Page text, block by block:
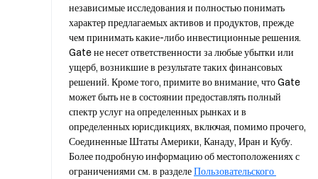
независимые исследования и полностью понимать
характер предлагаемых активов и продуктов, прежде
чем принимать какие-либо инвестиционные решения.
Gate не несет ответственности за любые убытки или
ущерб, возникшие в результате таких финансовых
решений. Кроме того, примите во внимание, что Gate
может быть не в состоянии предоставлять полный
спектр услуг на определенных рынках и в
определенных юрисдикциях, включая, помимо прочего,
Соединенные Штаты Америки, Канаду, Иран и Кубу.
Более подробную информацию об местоположениях с
ограничениями см. в разделе Пользовательского